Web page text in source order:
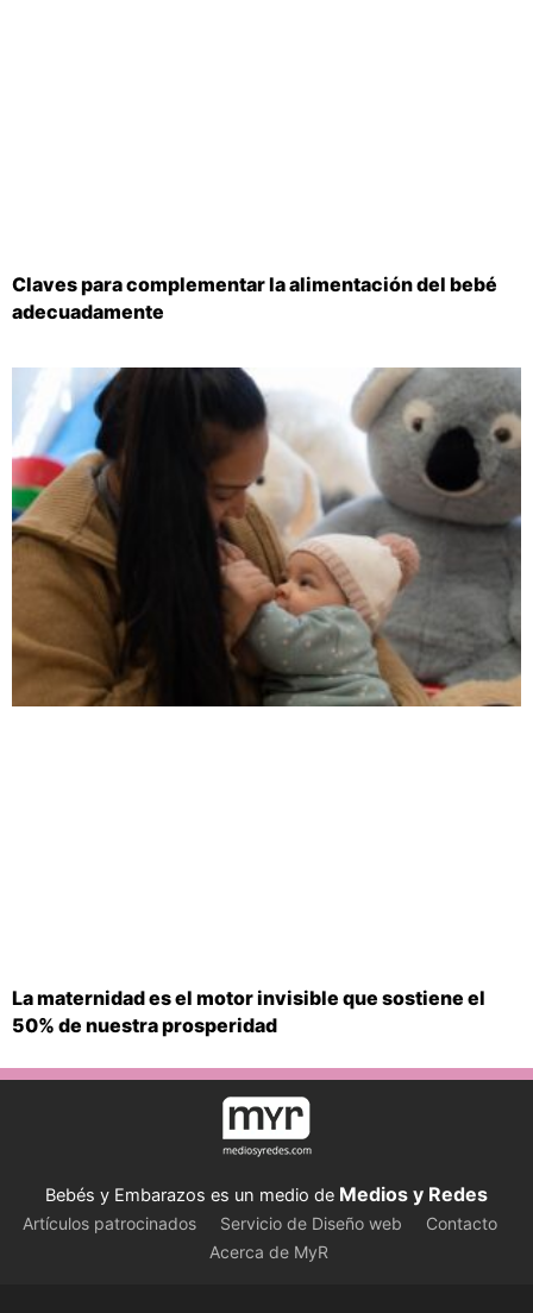
Claves para complementar la alimentación del bebé
adecuadamente
La maternidad es el motor invisible que sostiene el
50% de nuestra prosperidad
Bebés y Embarazos es un medio de Medios y Redes
Artículos patrocinados Servicio de Diseño web
Contacto
Acerca de MyR